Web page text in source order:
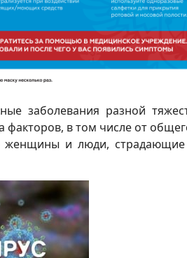
заболевания разной
в том числе от
и люди, страдающие